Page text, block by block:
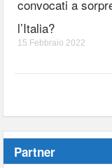
convocati a
l’Italia?
15 Febbraio 2022
Partner